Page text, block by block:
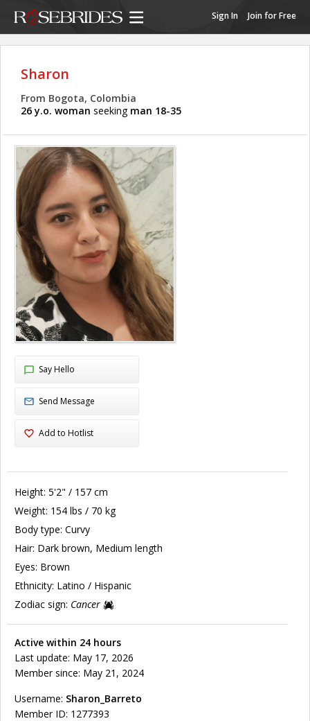
Sign In Join for Free
Sharon
From Bogota, Colombia
26 y.o. woman seeking man 18-35
Say Hello
Send Message
Add to Hotlist
Height: 5'2" / 157 cm
Weight: 154 lbs / 70 kg
Body type: Curvy
Hair: Dark brown, Medium length
Eyes: Brown
Ethnicity: Latino / Hispanic
Zodiac sign: Cancer
Active within 24 hours
Last update: May 17, 2026
Member since: May 21, 2024
Username: Sharon_Barreto
Member ID: 1277393